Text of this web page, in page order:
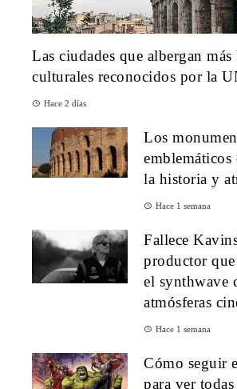
Las ciudades que albergan más
culturales reconocidos por la
Hace 2 días
Los
emblemáticos
la historia y
Hace 1 semana
Fallece
productor
el synthwave
atmósferas
Hace 1 semana
Cómo seguir
para ver